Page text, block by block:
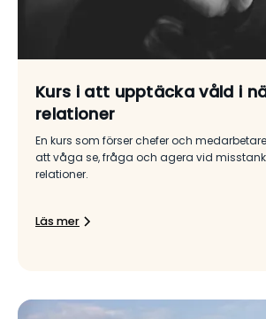
Kurs i att upptäcka våld i
relationer
En kurs som förser chefer och
att våga se, fråga och agera vid
relationer.
Läs mer